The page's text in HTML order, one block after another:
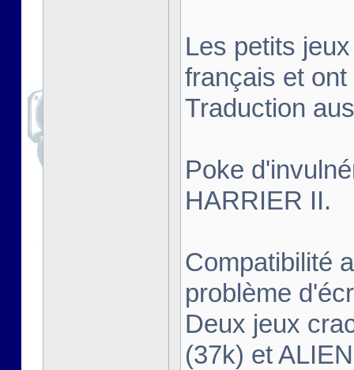
Les petits
français et
Traduction
Poke
HARRIER II.
Compatibilité
problème
Deux jeux
(37k) et